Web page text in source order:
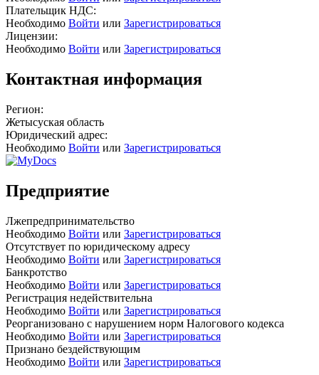
Плательщик НДС:
Необходимо Войти или Зарегистрироваться
Лицензии:
Необходимо Войти или Зарегистрироваться
Контактная информация
Регион:
Жетысуская область
Юридический адрес:
Необходимо Войти или Зарегистрироваться
Предприятие
Лжепредпринимательство
Необходимо Войти или Зарегистрироваться
Отсутствует по юридическому адресу
Необходимо Войти или Зарегистрироваться
Банкротство
Необходимо Войти или Зарегистрироваться
Регистрация недействительна
Необходимо Войти или Зарегистрироваться
Реорганизовано с нарушением норм Налогового кодекса
Необходимо Войти или Зарегистрироваться
Признано бездействующим
Необходимо Войти или Зарегистрироваться